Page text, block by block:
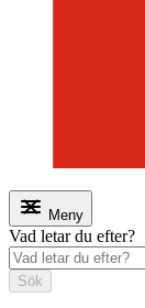
Meny
Vad letar du efter?
Sök